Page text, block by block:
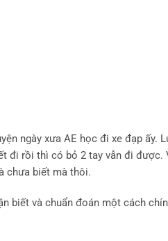
ngày xưa AE học đi xe đạp ấy.
đi rồi thì có bỏ 2 tay vẫn đi được.
chưa biết mà thôi.
biết và chuẩn đoán một cách